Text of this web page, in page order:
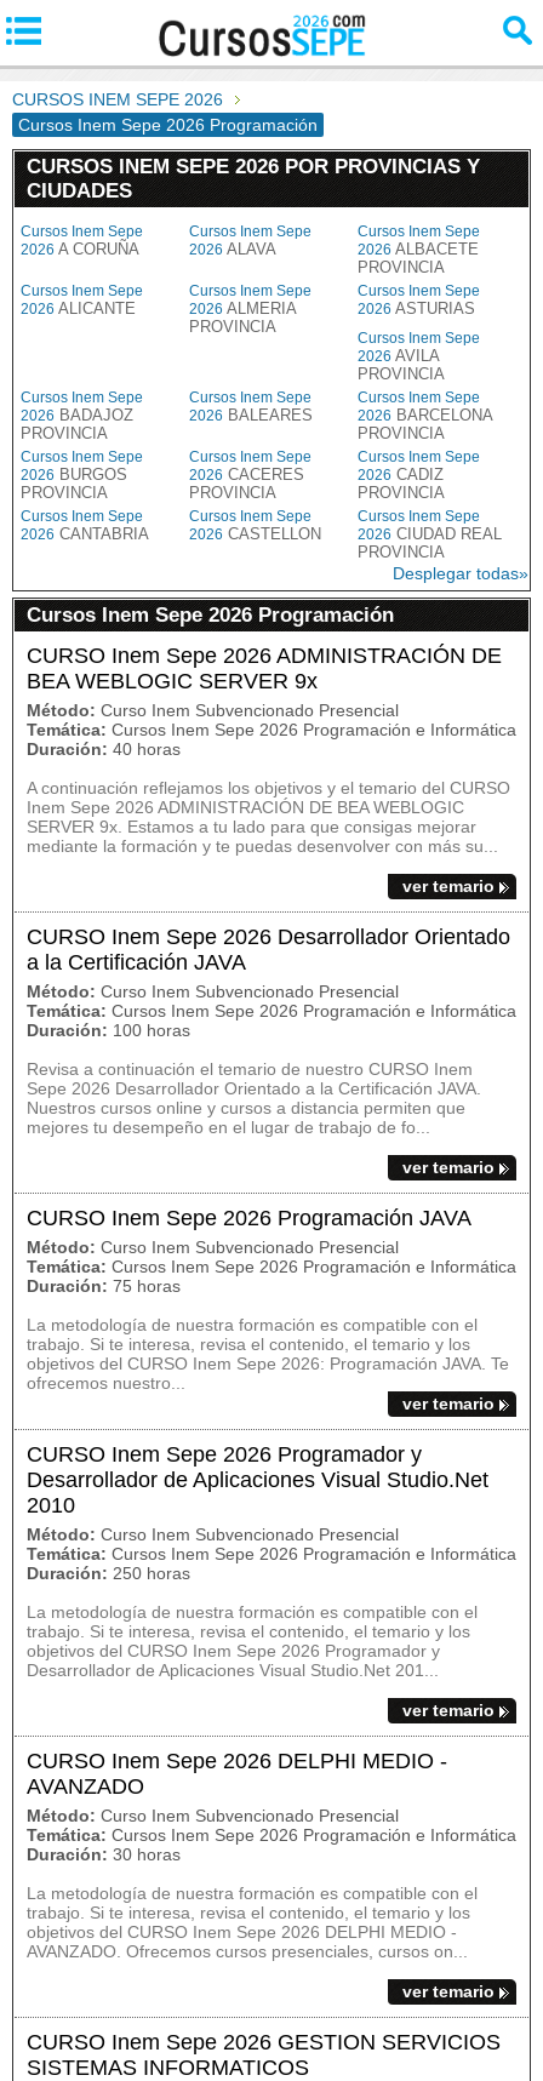
CURSOS INEM SEPE 2026
Cursos Inem Sepe 2026 Programación
CURSOS INEM SEPE 2026 POR PROVINCIAS Y
CIUDADES
Cursos Inem Sepe
2026 A CORUÑA
Cursos Inem Sepe
2026 ALAVA
Cursos Inem Sepe
2026 ALBACETE
PROVINCIA
Cursos Inem Sepe
2026 ALICANTE
Cursos Inem Sepe
2026 ALMERIA
PROVINCIA
Cursos Inem Sepe
2026 ASTURIAS
Cursos Inem Sepe
2026 AVILA
PROVINCIA
Cursos Inem Sepe
2026 BADAJOZ
PROVINCIA
Cursos Inem Sepe
2026 BALEARES
Cursos Inem Sepe
2026 BARCELONA
PROVINCIA
Cursos Inem Sepe
2026 BURGOS
PROVINCIA
Cursos Inem Sepe
2026 CACERES
PROVINCIA
Cursos Inem Sepe
2026 CADIZ
PROVINCIA
Cursos Inem Sepe
2026 CANTABRIA
Cursos Inem Sepe
2026 CASTELLON
Cursos Inem Sepe
2026 CIUDAD REAL
PROVINCIA
Desplegar todas»
Cursos Inem Sepe 2026 Programación
CURSO Inem Sepe 2026 ADMINISTRACIÓN DE
BEA WEBLOGIC SERVER 9x
Método: Curso Inem Subvencionado Presencial
Temática: Cursos Inem Sepe 2026 Programación e Informática
Duración: 40 horas
A continuación reflejamos los objetivos y el temario del CURSO
Inem Sepe 2026 ADMINISTRACIÓN DE BEA WEBLOGIC
SERVER 9x. Estamos a tu lado para que consigas mejorar
mediante la formación y te puedas desenvolver con más su...
ver temario
CURSO Inem Sepe 2026 Desarrollador Orientado
a la Certificación JAVA
Método: Curso Inem Subvencionado Presencial
Temática: Cursos Inem Sepe 2026 Programación e Informática
Duración: 100 horas
Revisa a continuación el temario de nuestro CURSO Inem
Sepe 2026 Desarrollador Orientado a la Certificación JAVA.
Nuestros cursos online y cursos a distancia permiten que
mejores tu desempeño en el lugar de trabajo de fo...
ver temario
CURSO Inem Sepe 2026 Programación JAVA
Método: Curso Inem Subvencionado Presencial
Temática: Cursos Inem Sepe 2026 Programación e Informática
Duración: 75 horas
La metodología de nuestra formación es compatible con el
trabajo. Si te interesa, revisa el contenido, el temario y los
objetivos del CURSO Inem Sepe 2026: Programación JAVA. Te
ofrecemos nuestro...
ver temario
CURSO Inem Sepe 2026 Programador y
Desarrollador de Aplicaciones Visual Studio.Net
2010
Método: Curso Inem Subvencionado Presencial
Temática: Cursos Inem Sepe 2026 Programación e Informática
Duración: 250 horas
La metodología de nuestra formación es compatible con el
trabajo. Si te interesa, revisa el contenido, el temario y los
objetivos del CURSO Inem Sepe 2026 Programador y
Desarrollador de Aplicaciones Visual Studio.Net 201...
ver temario
CURSO Inem Sepe 2026 DELPHI MEDIO -
AVANZADO
Método: Curso Inem Subvencionado Presencial
Temática: Cursos Inem Sepe 2026 Programación e Informática
Duración: 30 horas
La metodología de nuestra formación es compatible con el
trabajo. Si te interesa, revisa el contenido, el temario y los
objetivos del CURSO Inem Sepe 2026 DELPHI MEDIO -
AVANZADO. Ofrecemos cursos presenciales, cursos on...
ver temario
CURSO Inem Sepe 2026 GESTION SERVICIOS
SISTEMAS INFORMATICOS